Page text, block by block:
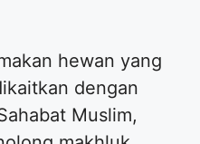
hewan yang
dengan
Muslim,